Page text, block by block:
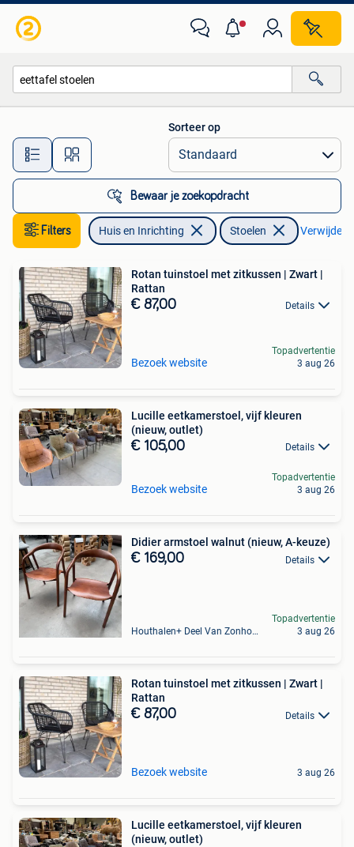
Alle afstanden…
Sorteer op
Bewaar je zoekopdracht
Filters Huis en Inrichting Stoelen Verwijder
Rotan tuinstoel met zitkussen | Zwart |
Rattan
€ 87,00 Details
Bezoek website
Topadvertentie
3 aug 26
Lucille eetkamerstoel, vijf kleuren
(nieuw, outlet)
€ 105,00 Details
Bezoek website
Topadvertentie
3 aug 26
Didier armstoel walnut (nieuw, A-keuze)
€ 169,00 Details
Houthalen+ Deel Van Zonhoven En Zolder
Topadvertentie
3 aug 26
Rotan tuinstoel met zitkussen | Zwart |
Rattan
€ 87,00 Details
Bezoek website 3 aug 26
Lucille eetkamerstoel, vijf kleuren
(nieuw, outlet)